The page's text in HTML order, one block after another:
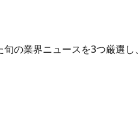
の業界ニュースを3つ厳選